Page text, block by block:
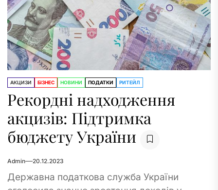
АКЦИЗИ БІЗНЕС НОВИНИ ПОДАТКИ РИТЕЙЛ
Рекордні надходження
акцизів: Підтримка
бюджету України
Admin 20.12.2023
Державна податкова служба України